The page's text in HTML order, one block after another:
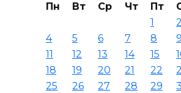
Пн Вт Ср Чт Пт
1
2
4
5 6 7 8 9
11
12 13 14 15
18
19 20 21 22
25
26 27 28 29